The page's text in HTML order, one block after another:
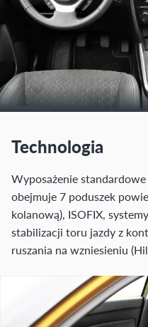
Technologia
Wyposażenie
obejmuje 7 poduszek
kolanową), ISOFIX,
stabilizacji toru jazdy z
ruszania na wzniesieniu